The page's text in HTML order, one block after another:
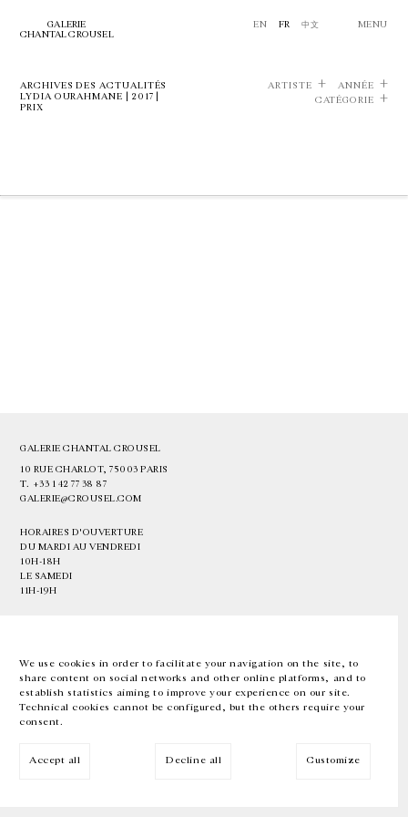
We use cookies in order to facilitate your navigation on the site, to
share content on social networks and other online platforms, and to
establish statistics aiming to improve your experience on our site.
Technical cookies cannot be configured, but the others require your
consent.
Accept all Decline all Customize
GALERIE
CHANTAL CROUSEL
EN FR 中文 MENU
ARCHIVES DES ACTUALITÉS
LYDIA OURAHMANE | 2017 |
PRIX
ARTISTE
ANNÉE
CATÉGORIE
GALERIE CHANTAL CROUSEL
10 RUE CHARLOT, 75003 PARIS
T. +33 1 42 77 38 87
GALERIE@CROUSEL.COM
HORAIRES D'OUVERTURE
DU MARDI AU VENDREDI
10H-18H
LE SAMEDI
11H-19H
EN FR 中文 Facebook Instagram
Inscrivez-vous à notre newsletter